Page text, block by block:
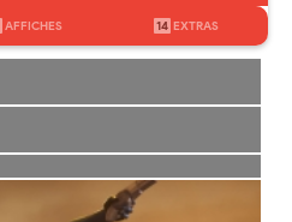
AFFICHES 14 EXTRAS